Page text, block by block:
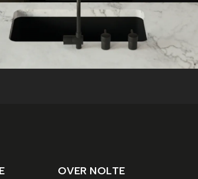
OVER NOLTE